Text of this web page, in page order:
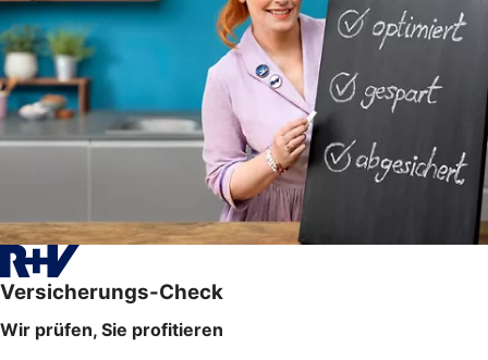
Versicherungs-Check
Wir prüfen, Sie profitieren